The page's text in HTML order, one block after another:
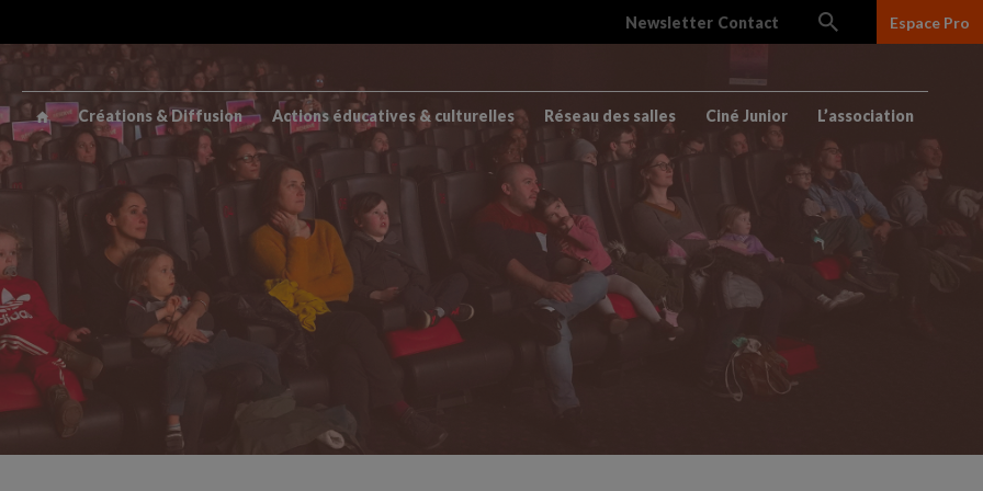
Newsletter Contact Espace Pro
Créations & Diffusion Actions éducatives & culturelles Réseau des salles Ciné Junior L’association